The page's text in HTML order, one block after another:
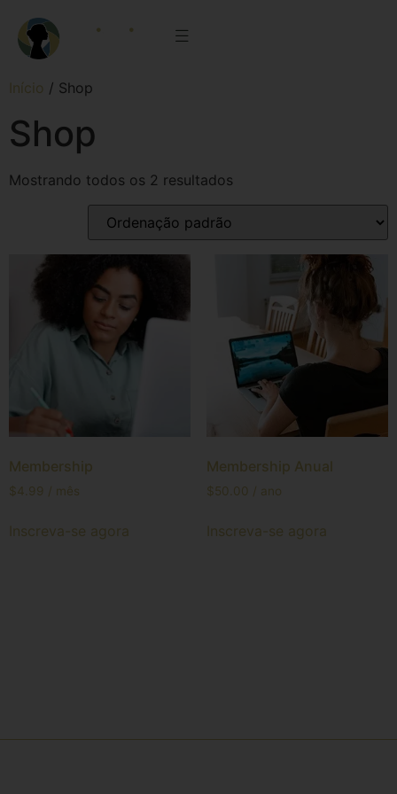
Início / Shop
Shop
Mostrando todos os 2 resultados
Membership
$4.99 / mês
Inscreva-se agora
Membership Anual
$50.00 / ano
Inscreva-se agora